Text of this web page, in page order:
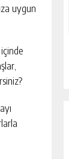
uygun